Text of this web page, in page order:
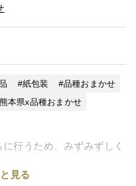
紙包装
品種おまかせ
熊本県x品種おまかせ
行うため、みずみずしく
お試し下さい。
見る